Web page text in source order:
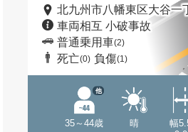
北九州市八幡東区大谷一
車両相互 小破事故
普通乗用車(2)
死亡(0) 負傷(1)
35～44歳
他
晴
幅